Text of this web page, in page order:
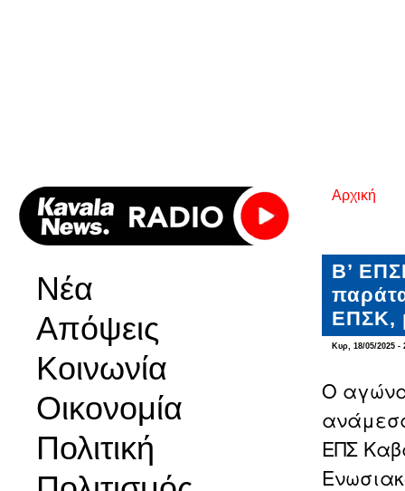
Νέα
Απόψεις
Κοινωνία
Οικονομία
Πολιτική
Είστε
Αρχική
Β’
ΕΠΣΚ,
Κυρ, 18/05/2025 -
Ο
ΕΠΣ